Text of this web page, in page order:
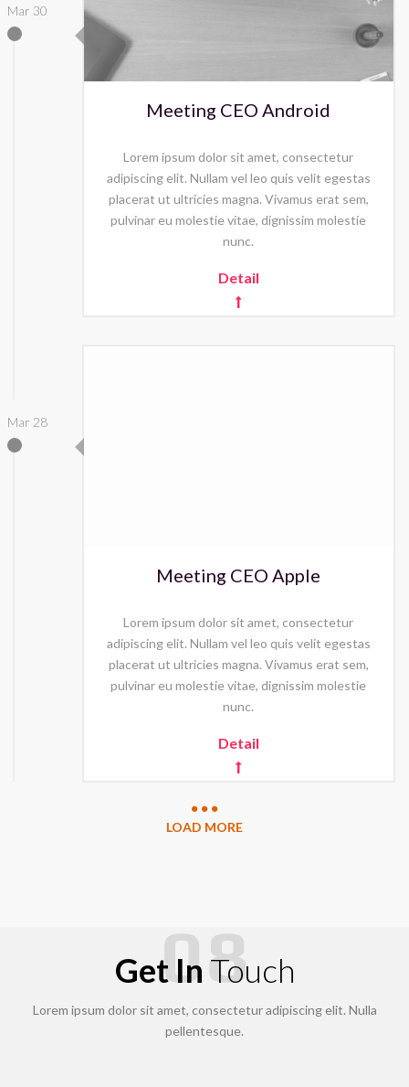
Meeting CEO Android
Lorem ipsum dolor sit amet, consectetur
adipiscing elit. Nullam vel leo quis velit egestas
placerat ut ultricies magna. Vivamus erat sem,
pulvinar eu molestie vitae, dignissim molestie
nunc.
Detail
Mar 30
Meeting CEO Apple
Lorem ipsum dolor sit amet, consectetur
adipiscing elit. Nullam vel leo quis velit egestas
placerat ut ultricies magna. Vivamus erat sem,
pulvinar eu molestie vitae, dignissim molestie
nunc.
Detail
Mar 28
LOAD MORE
Get In Touch
Lorem ipsum dolor sit amet, consectetur adipiscing elit. Nulla
pellentesque.